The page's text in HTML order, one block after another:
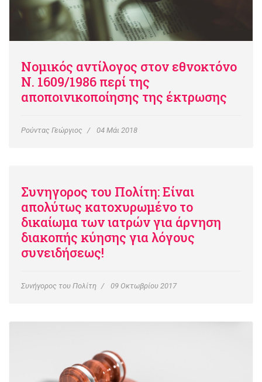
Νομικός αντίλογος στον εθνοκτόνο
Ν. 1609/1986 περί της
αποποινικοποίησης της έκτρωσης
Ρούντας Γεώργιος 04 Μάι 2018
Συνηγορος του Πολίτη: Είναι
απολύτως κατοχυρωμένο το